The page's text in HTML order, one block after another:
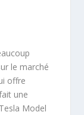
le marché
offre
une
Model